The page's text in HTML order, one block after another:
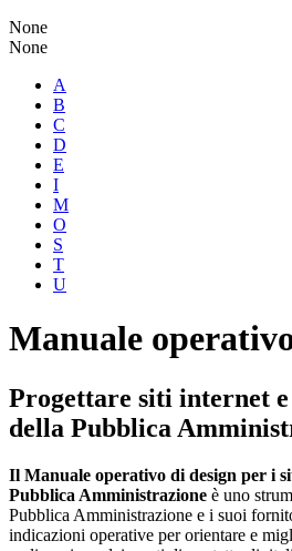
None
None
A
B
C
D
E
I
M
O
S
T
U
Manuale
Progettare siti internet
della Pubblica
Il Manuale operativo di design per i
Pubblica Amministrazione è uno
Pubblica Amministrazione e i suoi
indicazioni operative per orientare e